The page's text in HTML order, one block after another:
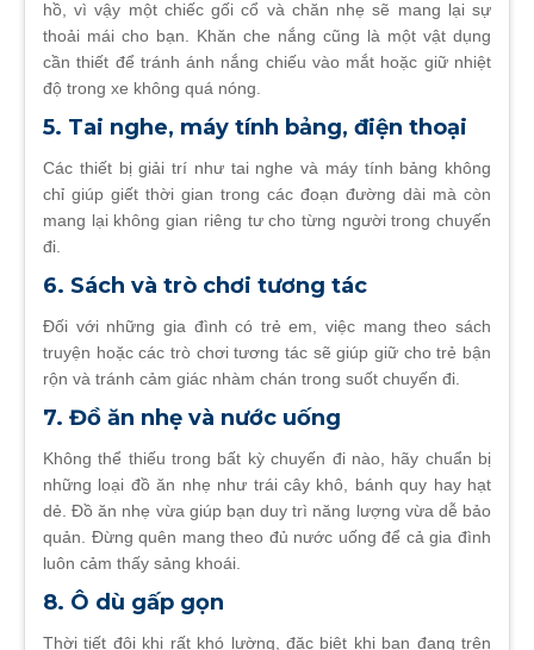
hồ, vì vậy một chiếc gối cổ và chăn nhẹ sẽ mang lại sự
thoải mái cho bạn. Khăn che nắng cũng là một vật dụng
cần thiết để tránh ánh nắng chiếu vào mắt hoặc giữ nhiệt
độ trong xe không quá nóng.
5. Tai nghe, máy tính bảng, điện thoại
Các thiết bị giải trí như tai nghe và máy tính bảng không
chỉ giúp giết thời gian trong các đoạn đường dài mà còn
mang lại không gian riêng tư cho từng người trong chuyến
đi.
6. Sách và trò chơi tương tác
Đối với những gia đình có trẻ em, việc mang theo sách
truyện hoặc các trò chơi tương tác sẽ giúp giữ cho trẻ bận
rộn và tránh cảm giác nhàm chán trong suốt chuyến đi.
7. Đồ ăn nhẹ và nước uống
Không thể thiếu trong bất kỳ chuyến đi nào, hãy chuẩn bị
những loại đồ ăn nhẹ như trái cây khô, bánh quy hay hạt
dẻ. Đồ ăn nhẹ vừa giúp bạn duy trì năng lượng vừa dễ bảo
quản. Đừng quên mang theo đủ nước uống để cả gia đình
luôn cảm thấy sảng khoái.
8. Ô dù gấp gọn
Thời tiết đôi khi rất khó lường, đặc biệt khi bạn đang trên